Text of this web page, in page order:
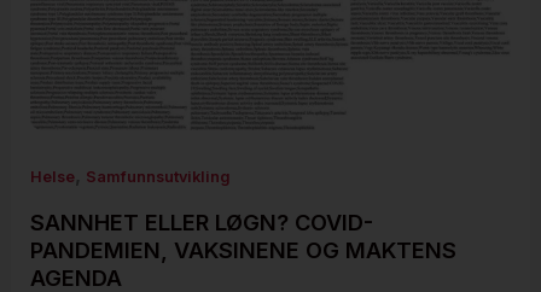
Helse, Samfunnsutvikling
SANNHET ELLER LØGN? COVID-
PANDEMIEN, VAKSINENE OG MAKTENS
AGENDA